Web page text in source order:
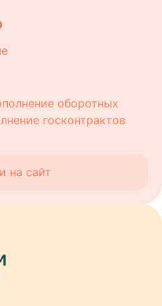
на сайт
оборотных
госконтрактов